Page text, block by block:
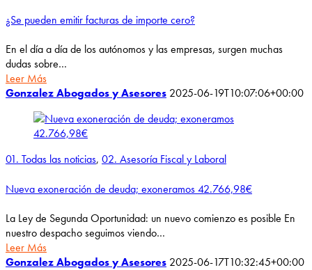
¿Se pueden emitir facturas de importe cero?
En el día a día de los autónomos y las empresas, surgen muchas
dudas sobre…
Leer Más
Gonzalez Abogados y Asesores 2025-06-19T10:07:06+00:00
01. Todas las noticias, 02. Asesoría Fiscal y Laboral
Nueva exoneración de deuda; exoneramos 42.766,98€
La Ley de Segunda Oportunidad: un nuevo comienzo es posible En
nuestro despacho seguimos viendo…
Leer Más
Gonzalez Abogados y Asesores 2025-06-17T10:32:45+00:00